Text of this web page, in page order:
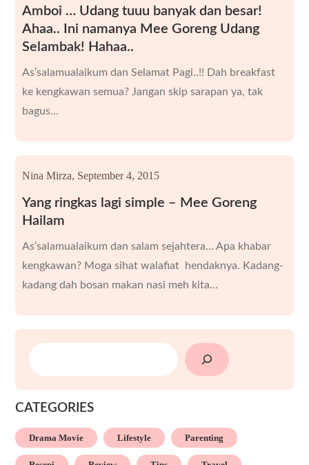
Amboi … Udang tuuu banyak dan besar!
Ahaa.. Ini namanya Mee Goreng Udang
Selambak! Hahaa..
As’salamualaikum dan Selamat Pagi..!! Dah breakfast
ke kengkawan semua? Jangan skip sarapan ya, tak
bagus…
Yang ringkas lagi simple – Mee Goreng
Hailam
Nina Mirza, September 4, 2015
As’salamualaikum dan salam sejahtera… Apa khabar
kengkawan? Moga sihat walafiat hendaknya. Kadang-
kadang dah bosan makan nasi meh kita…
SEARCH
CATEGORIES
Drama Movie Lifestyle Parenting